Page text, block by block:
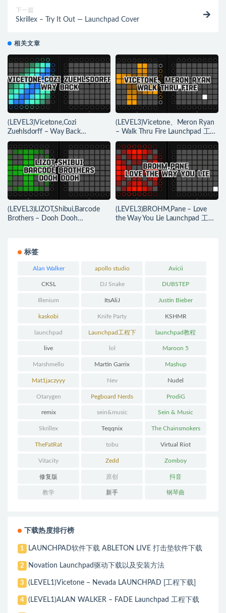
下一篇
Skrillex – Try It Out — Launchpad Cover
相关文章
(LEVEL3)Vicetone,Cozi
Zuehlsdorff – Way Back
Launchpad 工程下载
(LEVEL3)Vicetone、Meron Ryan
– Walk Thru Fire Launchpad 工程
下载
(LEVEL3)LIZOT,Shibui,Barcode
Brothers – Dooh Dooh
(LEVEL3)BROHM,Pane – Love
the Way You Lie Launchpad 工程
标签
Alan Walker apollo studio Avicii
CKSL DJ Snake DUBSTEP
Illenium ItsAliJ Justin Bieber
kaskobi Knife Party KSHMR
launchpad Launchpad工程下
载
launchpad教程
live lol Maroon 5
Marshmello Martin Garrix Mashup
Mat1jaczyyy Nev Nudel
Otarygen Pegboard Nerds ProdiG
remix sein&music Sein & Music
Skrillex Teqqnix The Chainsmokers
TheFatRat tobu Virtual Riot
Vitacity Zedd Zomboy
修复版 原创 抖音
教学 新手 钢琴曲
下载热度排行榜
1 LAUNCHPAD软件下载 ABLETON LIVE 打击垫软件下载
2 Novation Launchpad驱动下载以及安装方法
3 (LEVEL1)Vicetone – Nevada LAUNCHPAD [工程下载]
4 (LEVEL1)ALAN WALKER – FADE Launchpad 工程下载